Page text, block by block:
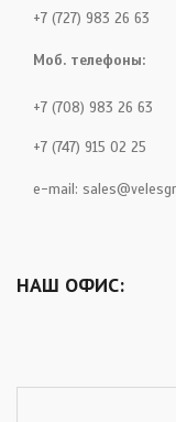
+7 (727) 983 26 63
Моб. телефоны:
+7 (708) 983 26 63
+7 (747) 915 02 25
e-mail:
НАШ ОФИС: